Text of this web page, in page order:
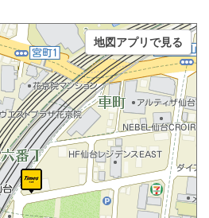
地図アプリで見る